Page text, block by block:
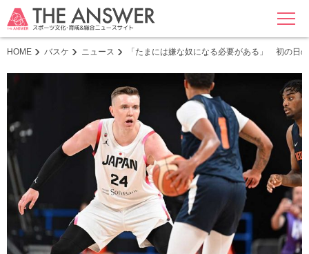
MENU
HOME バスケ ニュース 「たまには嫌な奴になる必要がある」 初の日